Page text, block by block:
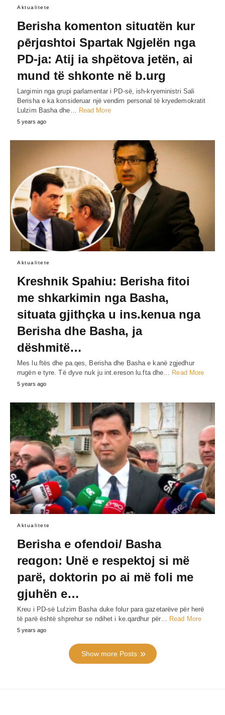
Aktualitete
Berisha komenton situɑtën kur
ρērjɑshtoi Spartak Ngjelën nga
PD-ja: Atij ia shρëtova jetën, ai
mund të shkonte në b.urg
Largimin nga grupi parlamentar i PD-së, ish-kryeministri Sali
Berisha e ka konsideruar një vendim personal të kryedemokratit
Lulzim Basha dhe… Read More
5 years ago
Aktualitete
Kreshnik Spahiu: Berisha fitoi
me shkarkimin nga Basha,
situata gjithçka u ins.kenua nga
Berisha dhe Basha, ja
dëshmitë…
Mes lu.ftës dhe pa.qes, Berisha dhe Basha e kanë zgjedhur
rrugën e tyre. Të dyve nuk ju int.ereson lu.fta dhe… Read More
5 years ago
Aktualitete
Berisha e ofendoi/ Basha
reɑgon: Unë e respektoj si më
parë, doktorin po ai më foli me
gjuhën e…
Kreu i PD-së Lulzim Basha duke folur para gazetarëve për herë
të parë është shprehur se ndihet i ke.qardhur për…
Read More
5 years ago
Show more Posts